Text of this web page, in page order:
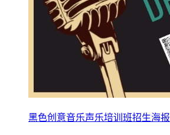
黑色创意音乐声乐培训班招生海报